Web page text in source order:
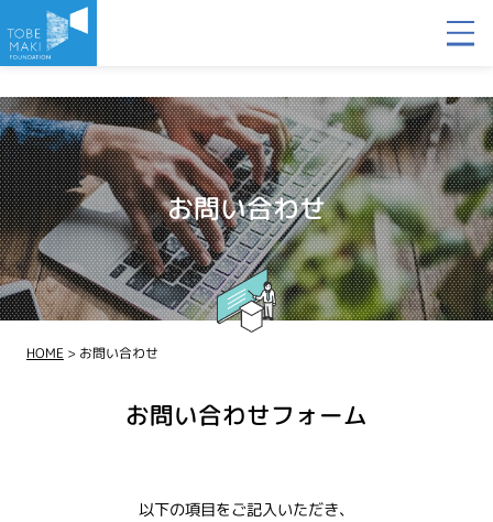
お問い合わせ
HOME > お問い合わせ
お問い合わせフォーム
以下の項目をご記入いただき、